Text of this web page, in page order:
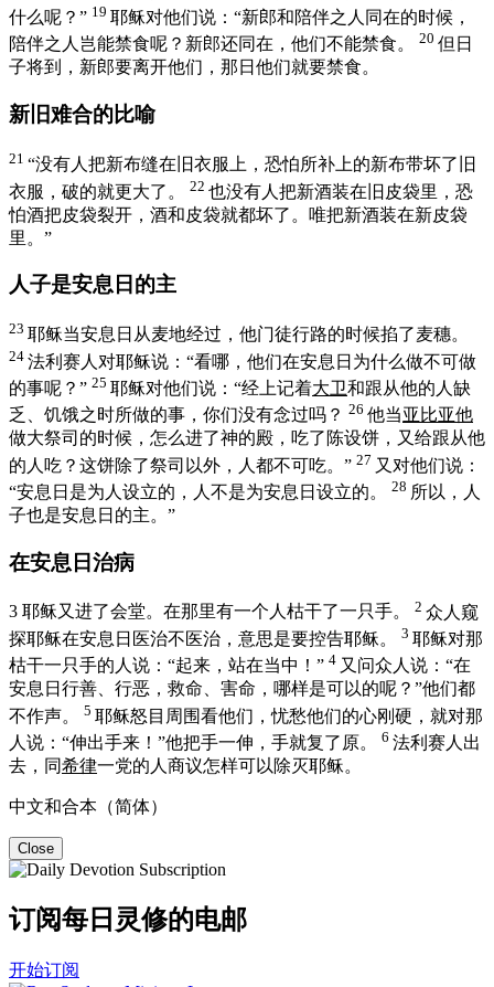
什么呢？” 19 耶稣对他们说： “新郎和陪伴之人同在的时候，
陪伴之人岂能禁食呢？新郎还同在，他们不能禁食。
20 但日
子将到，新郎要离开他们，那日他们就要禁食。
新旧难合的比喻
21 “没有人把新布缝在旧衣服上，恐怕所补上的新布带坏了旧
衣服，破的就更大了。
22 也没有人把新酒装在旧皮袋里，恐
怕酒把皮袋裂开，酒和皮袋就都坏了。唯把新酒装在新皮袋
里。”
人子是安息日的主
23 耶稣当安息日从麦地经过，他门徒行路的时候掐了麦穗。
24 法利赛人对耶稣说：“看哪，他们在安息日为什么做不可做
的事呢？” 25 耶稣对他们说： “经上记着大卫和跟从他的人缺
乏、饥饿之时所做的事，你们没有念过吗？ 26 他当亚比亚他
做大祭司的时候，怎么进了神的殿，吃了陈设饼，又给跟从他
的人吃？这饼除了祭司以外，人都不可吃。” 27 又对他们说：
“安息日是为人设立的，人不是为安息日设立的。
28 所以，人
子也是安息日的主。”
在安息日治病
3 耶稣又进了会堂。在那里有一个人枯干了一只手。 2 众人窥
探耶稣在安息日医治不医治，意思是要控告耶稣。
3 耶稣对那
枯干一只手的人说： “起来，站在当中！” 4 又问众人说： “在
安息日行善、行恶，救命、害命，哪样是可以的呢？”他们都
不作声。
5 耶稣怒目周围看他们，忧愁他们的心刚硬，就对那
人说： “伸出手来！”他把手一伸，手就复了原。 6 法利赛人出
去，同希律一党的人商议怎样可以除灭耶稣。
中文和合本（简体）
Close
订阅每日灵修的电邮
开始订阅